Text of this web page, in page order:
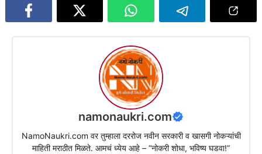
namonaukri.com
NamoNaukri.com वर तुम्हाला दररोज नवीन सरकारी व खासगी नोकऱ्यांची
माहिती मराठीत मिळते. आमचं ध्येय आहे – “नोकरी शोधा, भविष्य घडवा!”